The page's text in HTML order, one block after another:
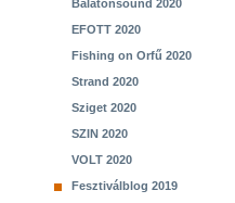
Balatonsound 2020
EFOTT 2020
Fishing on Orfű 2020
Strand 2020
Sziget 2020
SZIN 2020
VOLT 2020
Fesztiválblog 2019